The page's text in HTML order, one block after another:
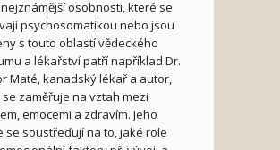
osobnosti, které se
psychosomatikou nebo jsou
s touto oblastí vědeckého
a lékařství patří například Dr.
Maté, kanadský lékař a autor,
zaměřuje na vztah mezi
emocemi a zdravím. Jeho
se soustřeďují na to, jaké role